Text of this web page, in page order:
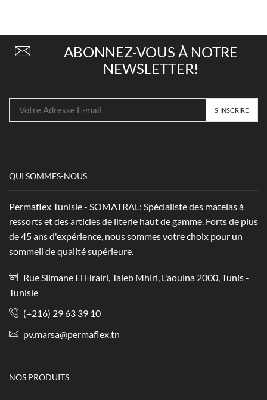
produit
Top
produit
ABONNEZ-VOUS À NOTRE
NEWSLETTER!
QUI SOMMES-NOUS
Permaflex Tunisie - SOMATRAL: Spécialiste des matelas à
ressorts et des articles de literie haut de gamme. Forts de plus
de 45 ans d'expérience, nous sommes votre choix pour un
sommeil de qualité supérieure.
Rue Slimane El Hrairi, Taieb Mhiri, L'aouina 2000, Tunis -
Tunisie
(+216) 29 63 39 10
pv.marsa@permaflex.tn
NOS PRODUITS